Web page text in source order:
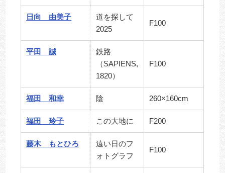
日向 由美子
道を探して
2025
F100
平田 誠
鉄路
（SAPIENS,
1820）
F100
福田 和幸 陰 260×160cm
福田 玲子 この大地に F200
藤木 もとひろ
遠い日のフ
ォトグラフ
F100